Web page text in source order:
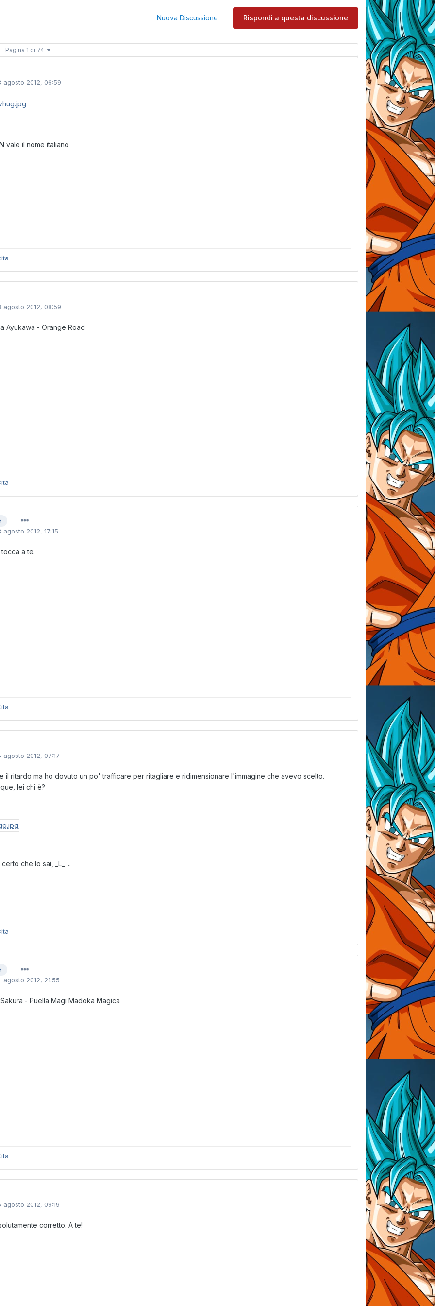
Rispondi a questa discussione
Nuova Discussione
Pagina 1 di 74
agosto 2012, 06:59
vale il nome italiano
agosto 2012, 08:59
Ayukawa - Orange Road
agosto 2012, 17:15
a te.
agosto 2012, 07:17
il ritardo ma ho dovuto un po' trafficare per ritagliare e ridimensionare l'immagine che avevo scelto.
lei chi è?
che lo sai, _L_ ...
agosto 2012, 21:55
- Puella Magi Madoka Magica
agosto 2012, 09:19
corretto. A te!